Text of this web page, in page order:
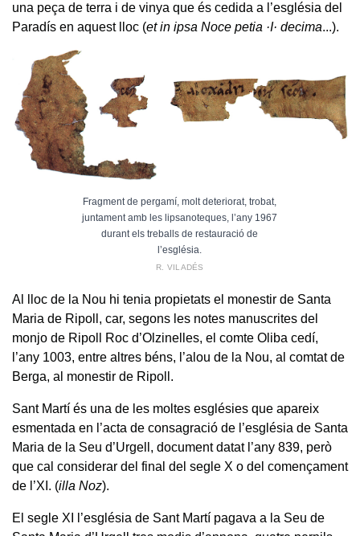
una peça de terra i de vinya que és cedida a l’església del
Paradís en aquest lloc (et in ipsa Noce petia ·I· decima...).
Fragment de pergamí, molt deteriorat, trobat,
juntament amb les lipsanoteques, l’any 1967
durant els treballs de restauració de
l’església.
R. VILADÉS
Al lloc de la Nou hi tenia propietats el monestir de Santa
Maria de Ripoll, car, segons les notes manuscrites del
monjo de Ripoll Roc d’Olzinelles, el comte Oliba cedí,
l’any 1003, entre altres béns, l’alou de la Nou, al comtat de
Berga, al monestir de Ripoll.
Sant Martí és una de les moltes esglésies que apareix
esmentada en l’acta de consagració de l’església de Santa
Maria de la Seu d’Urgell, document datat l’any 839, però
que cal considerar del final del segle X o del començament
de l’XI. (illa Noz).
El segle XI l’església de Sant Martí pagava a la Seu de